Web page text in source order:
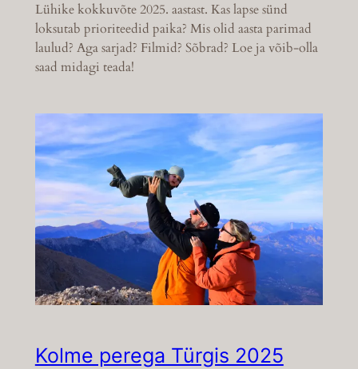
Lühike kokkuvõte 2025. aastast. Kas lapse sünd
loksutab prioriteedid paika? Mis olid aasta parimad
laulud? Aga sarjad? Filmid? Sõbrad? Loe ja võib-olla
saad midagi teada!
Kolme perega Türgis 2025